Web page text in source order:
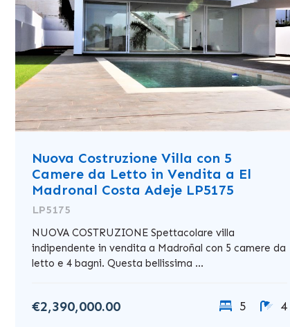
Nuova Costruzione Villa con 5
Camere da Letto in Vendita a El
Madronal Costa Adeje LP5175
LP5175
NUOVA COSTRUZIONE Spettacolare villa
indipendente in vendita a Madroñal con 5 camere da
letto e 4 bagni. Questa bellissima ...
€2,390,000.00 5 4